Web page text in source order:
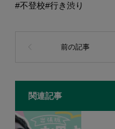
#不登校#行き渋り
関連記事